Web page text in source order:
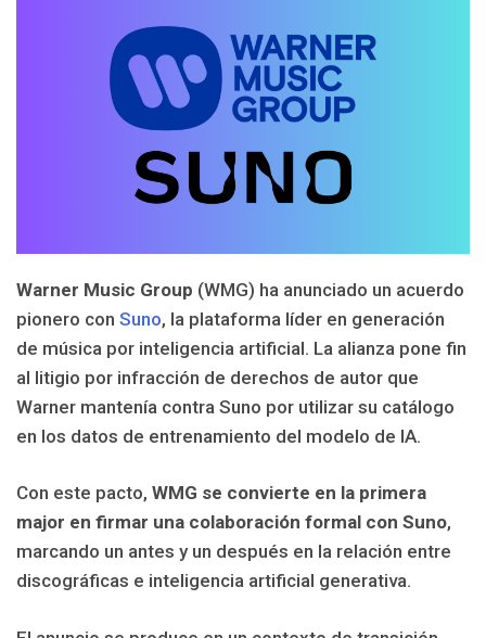
Warner Music Group (WMG) ha anunciado un acuerdo
pionero con Suno, la plataforma líder en generación
de música por inteligencia artificial. La alianza pone fin
al litigio por infracción de derechos de autor que
Warner mantenía contra Suno por utilizar su catálogo
en los datos de entrenamiento del modelo de IA.
Con este pacto, WMG se convierte en la primera
major en firmar una colaboración formal con Suno,
marcando un antes y un después en la relación entre
discográficas e inteligencia artificial generativa.